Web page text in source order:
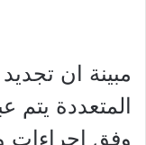
مبينة ان تجديد
المتعددة يتم
وفق